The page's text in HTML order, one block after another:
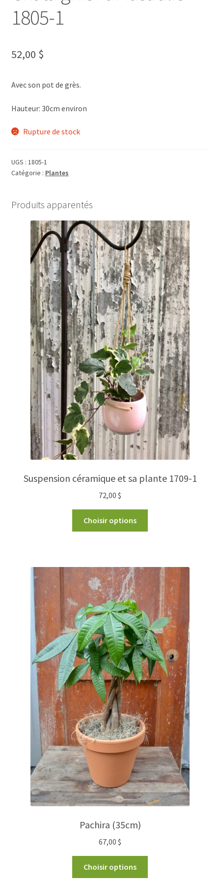
1805-1
52,00 $
Avec son pot de grès.
Hauteur: 30cm environ
Rupture de stock
UGS : 1805-1
Catégorie : Plantes
Produits apparentés
Suspension céramique et sa plante 1709-1
72,00 $
Choisir options
Pachira (35cm)
67,00 $
Choisir options